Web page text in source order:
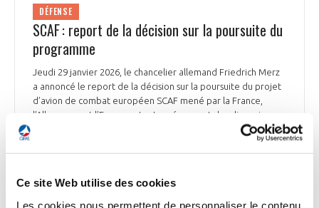
Ce site Web utilise des cookies
Les cookies nous permettent de personnaliser le contenu
DÉFENSE
SCAF : report de la décision sur la poursuite du
programme
Jeudi 29 janvier 2026, le chancelier allemand Friedrich Merz
a annoncé le report de la décision sur la poursuite du projet
d’avion de combat européen SCAF mené par la France,
l’Allemagne et l’Espagne, tout en évoquant des discussions
intensives avec Paris. DLancé en 2017 et estimé à 100 Md€, le
SCAF doit remplacer les Rafale et Eurofighter à l’horizon
2040.
Ensemble de la presse du 29 janvier 2026